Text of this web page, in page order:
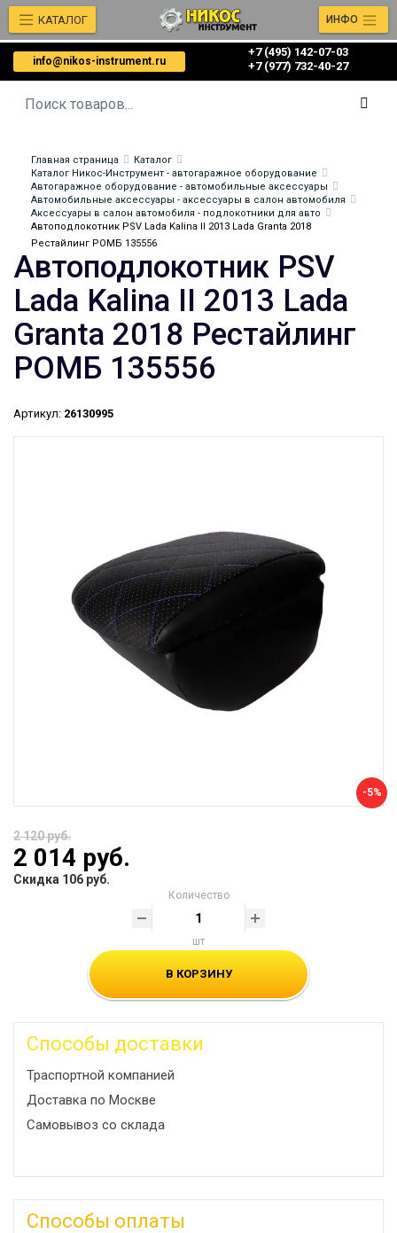
info@nikos-instrument.ru
+7 (495) 142-07-03
‎‎+7 (977) 732-40-27
КАТАЛОГ ИНФО
Главная страница
Каталог
Каталог Никос-Инструмент - автогаражное оборудование
Автогаражное оборудование - автомобильные аксессуары
Автомобильные аксессуары - аксессуары в салон автомобиля
Аксессуары в салон автомобиля - подлокотники для авто
Автоподлокотник PSV Lada Kalina II 2013 Lada Granta 2018
Рестайлинг РОМБ 135556
Автоподлокотник PSV
Lada Kalina II 2013 Lada
Granta 2018 Рестайлинг
РОМБ 135556
Артикул: 26130995
-5%
2 120 руб.
2 014 руб.
Скидка 106 руб.
Количество
шт
В КОРЗИНУ
Способы доставки
Траспортной компанией
Доставка по Москве
Самовывоз со склада
Способы оплаты